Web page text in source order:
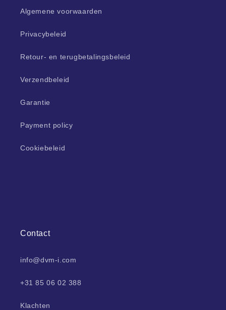
Algemene voorwaarden
Privacybeleid
Retour- en terugbetalingsbeleid
Verzendbeleid
Garantie
Payment policy
Cookiebeleid
Contact
info@dvm-i.com
+31 85 06 02 388
Klachten